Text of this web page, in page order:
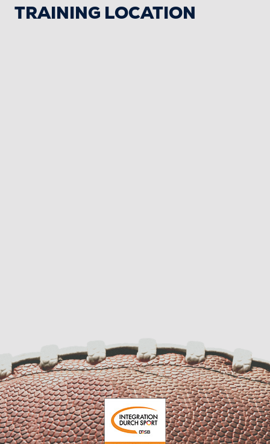
TRAINING LOCATION